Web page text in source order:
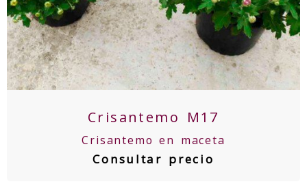
Crisantemo M17
Crisantemo en maceta
Consultar precio